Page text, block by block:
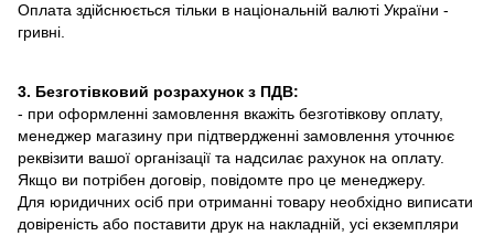
Оплата здійснюється тільки в національній валюті України -
гривні.
3. Безготівковий розрахунок з ПДВ:
- при оформленні замовлення вкажіть безготівкову оплату,
менеджер магазину при підтвердженні замовлення уточнює
реквізити вашої організації та надсилає рахунок на оплату.
Якщо ви потрібен договір, повідомте про це менеджеру.
Для юридичних осіб при отриманні товару необхідно виписати
довіреність або поставити друк на накладній, усі екземпляри